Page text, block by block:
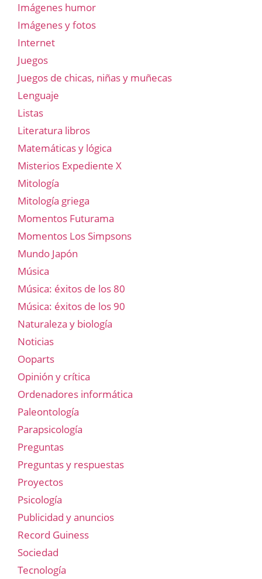
Imágenes humor
Imágenes y fotos
Internet
Juegos
Juegos de chicas, niñas y muñecas
Lenguaje
Listas
Literatura libros
Matemáticas y lógica
Misterios Expediente X
Mitología
Mitología griega
Momentos Futurama
Momentos Los Simpsons
Mundo Japón
Música
Música: éxitos de los 80
Música: éxitos de los 90
Naturaleza y biología
Noticias
Ooparts
Opinión y crítica
Ordenadores informática
Paleontología
Parapsicología
Preguntas
Preguntas y respuestas
Proyectos
Psicología
Publicidad y anuncios
Record Guiness
Sociedad
Tecnología